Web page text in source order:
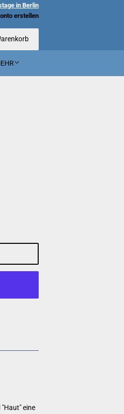
in Berlin
erstellen
"Haut" eine